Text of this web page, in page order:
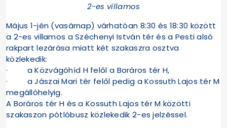
2-es villamos
Május 1-jén (vasárnap) várhatóan 8:30 és 18:30 között
a 2-es villamos a Széchenyi István tér és a Pesti alsó
rakpart lezárása miatt két szakaszra osztva
közlekedik:
· a Közvágóhíd H felől a Boráros tér H,
· a Jászai Mari tér felől pedig a Kossuth Lajos tér M
megállóhelyig.
A Boráros tér H és a Kossuth Lajos tér M közötti
szakaszon pótlóbusz közlekedik 2-es jelzéssel.